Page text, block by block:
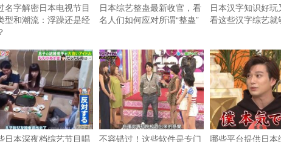
名字解密日本电视节目
型和潮流：浮躁还是经
日本综艺整蛊最新收官，看
名人们如何应对所谓“整蛊”
日本汉字知识好玩
看这些汉字综艺就
日本深夜档综艺节目唱 不容错过！这些软件是专门 哪些平台提供日本